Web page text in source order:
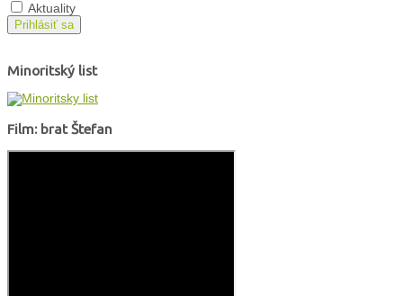
Aktuality
Prihlásiť sa
Minoritský list
Film: brat Štefan